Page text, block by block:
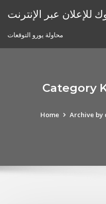
للإعلان عبر الإنترنت
محاولة يورو التوقعات
Category
Home Archive by